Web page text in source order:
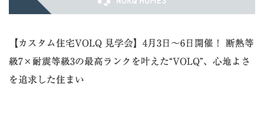
【カスタム住宅VOLQ 見学会】4月3日～6日開催！ 断熱等
級7×耐震等級3の最高ランクを叶えた“VOLQ”、心地よさ
を追求した住まい